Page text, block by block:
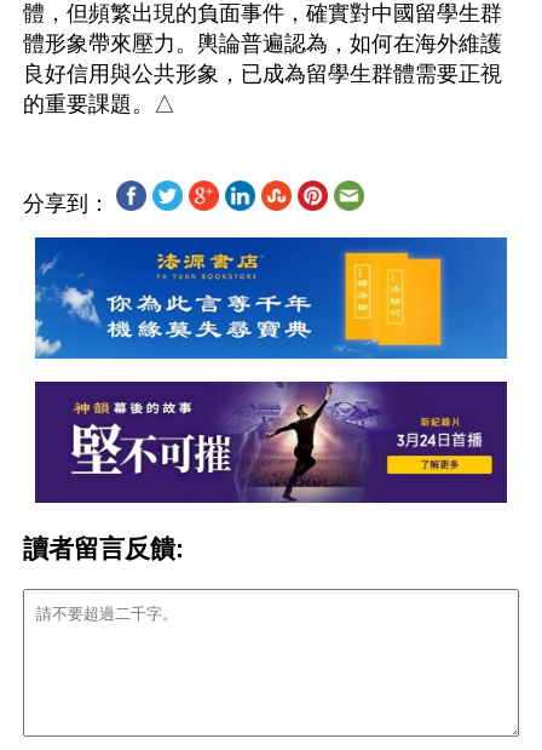
體，但頻繁出現的負面事件，確實對中國留學生群
體形象帶來壓力。輿論普遍認為，如何在海外維護
良好信用與公共形象，已成為留學生群體需要正視
分享到：
讀者留言反饋: